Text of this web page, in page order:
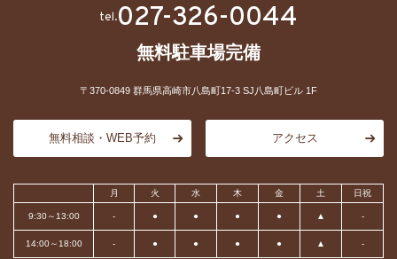
tel.027-326-0044
無料駐車場完備
〒370-0849 群馬県高崎市八島町17-3 SJ八島町ビル 1F
無料相談・WEB予約 アクセス
月 火 水 木 金 土 日祝
9:30～13:00 - ● ● ● ● ▲ -
14:00～18:00 - ● ● ● ● ▲ -